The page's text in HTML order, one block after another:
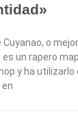
Cuyanao, o
es un rapero
y ha
en